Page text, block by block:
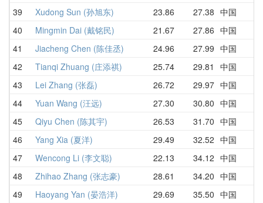
39 Xudong Sun (孙旭东) 23.86 27.38 中国
40 Mingmin Dai (戴铭民) 21.67 27.86 中国
41 Jiacheng Chen (陈佳丞) 24.96 27.99 中国
42 Tianqi Zhuang (庄添祺) 25.74 29.81 中国
43 Lei Zhang (张磊) 26.72 29.97 中国
44 Yuan Wang (汪远) 27.30 30.80 中国
45 Qiyu Chen (陈其宇) 26.53 31.70 中国
46 Yang Xia (夏洋) 29.49 32.52 中国
47 Wencong Li (李文聪) 22.13 34.12 中国
48 Zhihao Zhang (张志豪) 28.61 34.20 中国
49 Haoyang Yan (晏浩洋) 29.69 35.50 中国